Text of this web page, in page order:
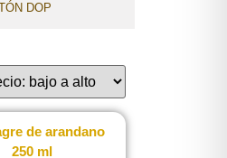
DOP